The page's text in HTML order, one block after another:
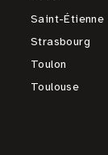
Saint-Étienne
Strasbourg
Toulon
Toulouse